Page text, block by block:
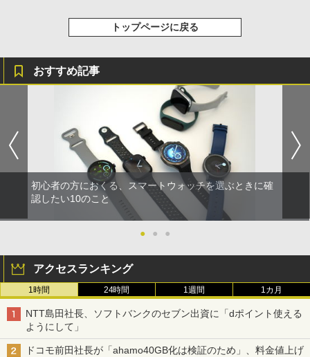
トップページに戻る
おすすめ記事
初心者の方におくる、スマートウォッチを選ぶときに確
認したい10のこと
● ● ●
アクセスランキング
1時間 24時間 1週間 1カ月
NTT島田社長、ソフトバンクのセブン出資に「dポイント使える
ようにして」
ドコモ前田社長が「ahamo40GB化は検証のため」、料金値上げ